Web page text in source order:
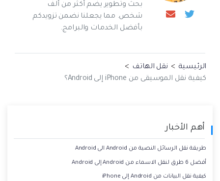
بحث وتطوير يضم أكثر من ألف
شخص. مما يجعلنا نضمن تزويدكم
بأفضل الخدمات والبرامج.
الرئيسية > نقل الهاتف >
كيفية نقل الموسيقى من iPhone إلى Android؟
أهم الأخبار
طريقة نقل الرسائل النصية من Android الى Android
أفضل 6 طرق لنقل الاسماء من Android إلى Android
كيفية نقل البيانات من Android إلى iPhone